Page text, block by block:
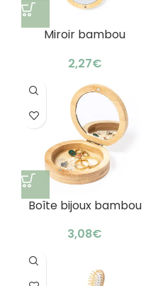
Miroir bambou
: design raffiné
€
Boîte bijoux bambou
raffiné
€